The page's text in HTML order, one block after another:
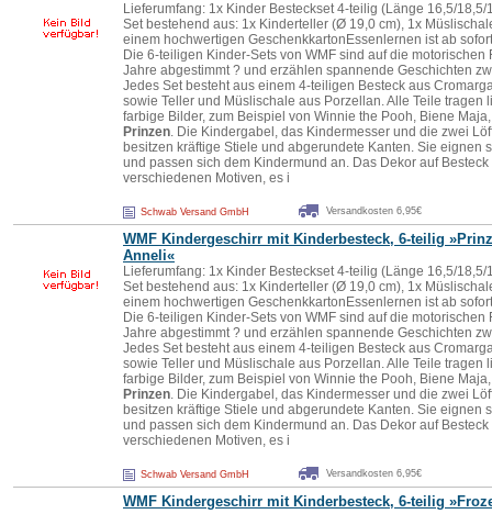
Lieferumfang: 1x Kinder Besteckset 4-teilig (Länge 16,5/
Set bestehend aus: 1x Kinderteller (Ø 19,0 cm), 1x
einem hochwertigen GeschenkkartonEssenlernen ist ab
Die 6-teiligen Kinder-Sets von WMF sind auf die
Jahre abgestimmt ? und erzählen spannende Geschichten
Jedes Set besteht aus einem 4-teiligen Besteck aus
sowie Teller und Müslischale aus Porzellan. Alle Teile tragen
farbige Bilder, zum Beispiel von Winnie the Pooh, Biene
Prinzen. Die Kindergabel, das Kindermesser und die zwei
besitzen kräftige Stiele und abgerundete Kanten. Sie eignen
und passen sich dem Kindermund an. Das Dekor auf
verschiedenen Motiven, es i
Schwab Versand GmbH Versandkosten 6,95€
WMF Kindergeschirr mit Kinderbesteck, 6-teilig
Anneli«
Lieferumfang: 1x Kinder Besteckset 4-teilig (Länge 16,5/
Set bestehend aus: 1x Kinderteller (Ø 19,0 cm), 1x
einem hochwertigen GeschenkkartonEssenlernen ist ab
Die 6-teiligen Kinder-Sets von WMF sind auf die
Jahre abgestimmt ? und erzählen spannende Geschichten
Jedes Set besteht aus einem 4-teiligen Besteck aus
sowie Teller und Müslischale aus Porzellan. Alle Teile tragen
farbige Bilder, zum Beispiel von Winnie the Pooh, Biene
Prinzen. Die Kindergabel, das Kindermesser und die zwei
besitzen kräftige Stiele und abgerundete Kanten. Sie eignen
und passen sich dem Kindermund an. Das Dekor auf
verschiedenen Motiven, es i
Schwab Versand GmbH Versandkosten 6,95€
WMF Kindergeschirr mit Kinderbesteck, 6-teilig